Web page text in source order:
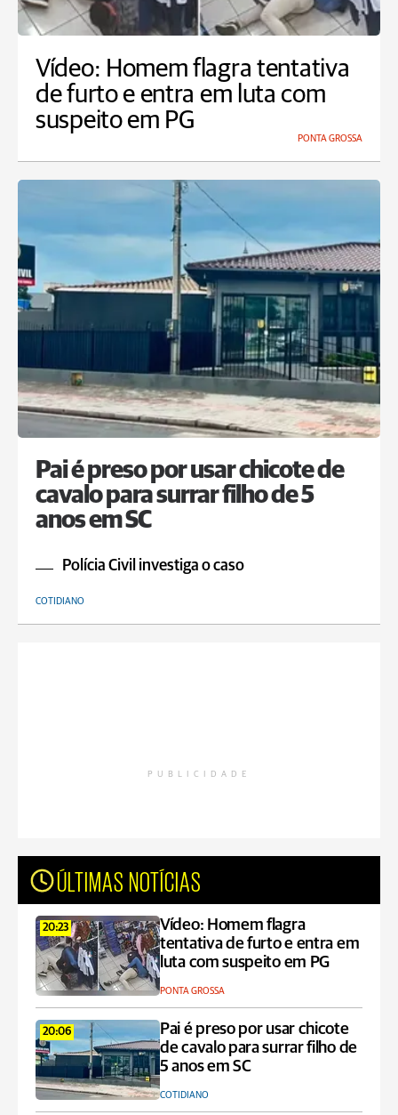
Vídeo: Homem flagra tentativa
de furto e entra em luta com
suspeito em PG
PONTA GROSSA
Pai é preso por usar chicote de
cavalo para surrar filho de 5
anos em SC
Polícia Civil investiga o caso
COTIDIANO
PUBLICIDADE
ÚLTIMAS NOTÍCIAS
20:23
Vídeo: Homem flagra
tentativa de furto e entra em
luta com suspeito em PG
PONTA GROSSA
20:06
Pai é preso por usar chicote
de cavalo para surrar filho de
5 anos em SC
COTIDIANO